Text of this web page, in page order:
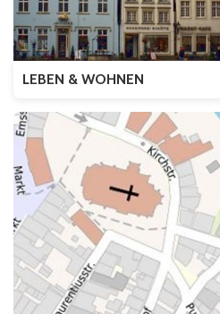
LEBEN & WOHNEN